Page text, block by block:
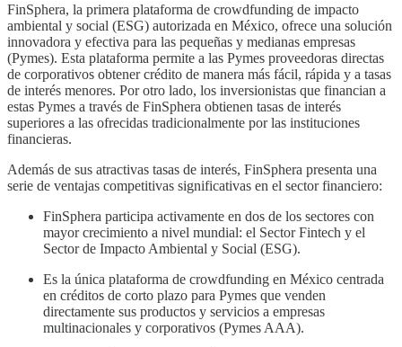
FinSphera, la primera plataforma de crowdfunding de impacto
ambiental y social (ESG) autorizada en México, ofrece una solución
innovadora y efectiva para las pequeñas y medianas empresas
(Pymes). Esta plataforma permite a las Pymes proveedoras directas
de corporativos obtener crédito de manera más fácil, rápida y a tasas
de interés menores. Por otro lado, los inversionistas que financian a
estas Pymes a través de FinSphera obtienen tasas de interés
superiores a las ofrecidas tradicionalmente por las instituciones
financieras.
Además de sus atractivas tasas de interés, FinSphera presenta una
serie de ventajas competitivas significativas en el sector financiero:
FinSphera participa activamente en dos de los sectores con
mayor crecimiento a nivel mundial: el Sector Fintech y el
Sector de Impacto Ambiental y Social (ESG).
Es la única plataforma de crowdfunding en México centrada
en créditos de corto plazo para Pymes que venden
directamente sus productos y servicios a empresas
multinacionales y corporativos (Pymes AAA).